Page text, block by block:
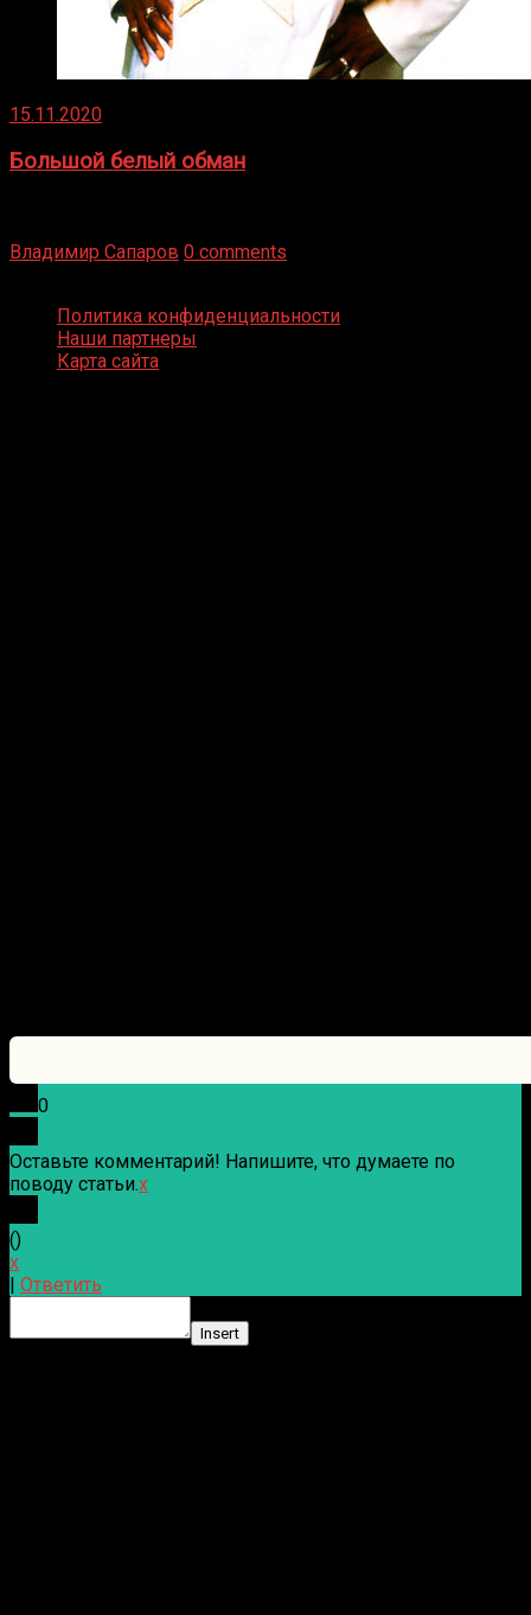
15.11.2020
Большой белый обман
Владимир Сапаров 0 comments
Политика конфиденциальности
Наши партнеры
Карта сайта
0
Оставьте комментарий! Напишите, что думаете по
поводу статьи.x
()
x
Ответить
Insert